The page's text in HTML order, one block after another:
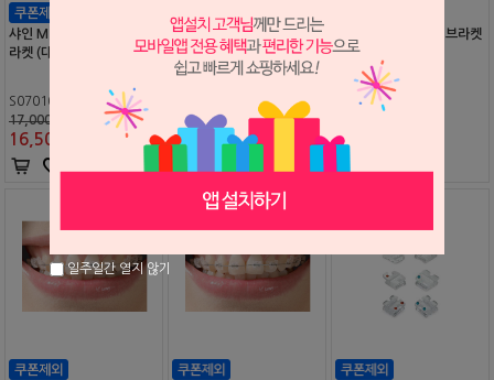
샤인 M 클리어 레진 로스 브
라켓 (대승) (구형)
S0701001
17,000원
16,500
샤인 M 클리어 레진 로스 브
라켓 (대승) (신형)
19,000원
18,500 원
샤인 M 클리어 레진 브라켓
5x5 세트
S1112018
38,000
일주일간 열지 않기